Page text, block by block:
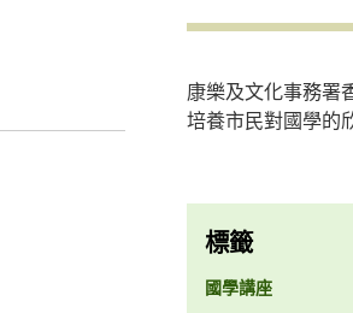
康樂及文化事務署
培養市民對國學的
標籤
國學講座